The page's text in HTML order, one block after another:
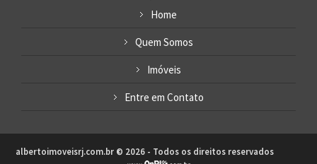
Home
Quem Somos
Imóveis
Entre em Contato
albertoimoveisrj.com.br © 2026 - Todos os direitos reservados